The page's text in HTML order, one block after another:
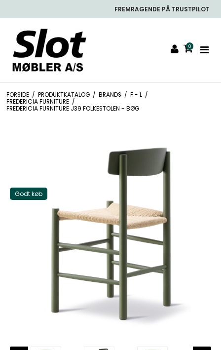
FREMRAGENDE PÅ TRUSTPILOT
0
FORSIDE / PRODUKTKATALOG / BRANDS / F - L /
FREDERICIA FURNITURE /
FREDERICIA FURNITURE J39 FOLKESTOLEN - BØG
Godt køb